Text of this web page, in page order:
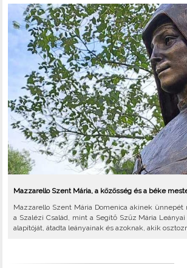
Mazzarello Szent Mária, a közösség és a béke
Mazzarello Szent Mária Domenica akinek ünnepét
a Szalézi Család, mint a Segítő Szűz Mária
alapítóját, átadta leányainak és azoknak, akik